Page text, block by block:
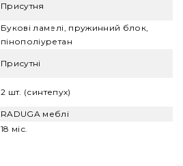
Присутня
Букові ламелі, пружинний блок,
пінополіуретан
Присутні
2 шт. (синтепух)
RADUGA меблі
18 міс.